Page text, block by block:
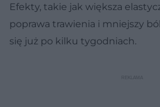
Efekty, takie jak większa
poprawa trawienia i mniejszy
się już po kilku tygodniach.